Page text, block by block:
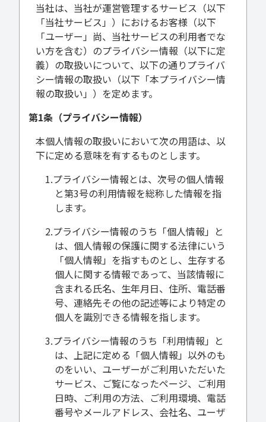
当社は、当社が運営管理するサービス（以下
「当社サービス」）におけるお客様（以下
「ユーザー」尚、当社サービスの利用者でな
い方を含む）のプライバシー情報（以下に定
義）の取扱いについて、以下の通りプライバ
シー情報の取扱い（以下「本プライバシー情
報の取扱い」）を定めます。
第1条（プライバシー情報）
本個人情報の取扱いにおいて次の用語は、以
下に定める意味を有するものとします。
1.プライバシー情報とは、次号の個人情報
と第3号の利用情報を総称した情報を指
します。
2.プライバシー情報のうち「個人情報」と
は、個人情報の保護に関する法律にいう
「個人情報」を指すものとし、生存する
個人に関する情報であって、当該情報に
含まれる氏名、生年月日、住所、電話番
号、連絡先その他の記述等により特定の
個人を識別できる情報を指します。
3.プライバシー情報のうち「利用情報」と
は、上記に定める「個人情報」以外のも
のをいい、ユーザーがご利用いただいた
サービス、ご覧になったページ、ご利用
日時、ご利用の方法、ご利用環境、電話
番号やメールアドレス、会社名、ユーザ